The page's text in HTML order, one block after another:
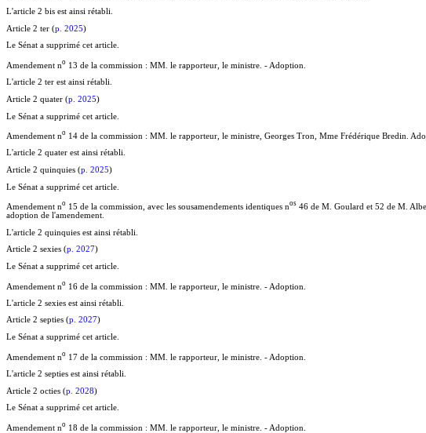
L'article 2 bis est ainsi rétabli.
Article 2 ter (p. 2025)
Le Sénat a supprimé cet article.
Amendement no 13 de la commission : MM. le rapporteur, le ministre. - Adoption.
L'article 2 ter est ainsi rétabli.
Article 2 quater (p. 2025)
Le Sénat a supprimé cet article.
Amendement no 14 de la commission : MM. le rapporteur, le ministre, Georges Tron, Mme Frédérique Bredin.
L'article 2 quater est ainsi rétabli.
Article 2 quinquies (p. 2025)
Le Sénat a supprimé cet article.
Amendement no 15 de la commission, avec les sousamendements identiques nos 46 de M. Goulard et 52 de M.
adoption de l'amendement.
L'article 2 quinquies est ainsi rétabli.
Article 2 sexies (p. 2027)
Le Sénat a supprimé cet article.
Amendement no 16 de la commission : MM. le rapporteur, le ministre. - Adoption.
L'article 2 sexies est ainsi rétabli.
Article 2 septies (p. 2027)
Le Sénat a supprimé cet article.
Amendement no 17 de la commission : MM. le rapporteur, le ministre. - Adoption.
L'article 2 septies est ainsi rétabli.
Article 2 octies (p. 2028)
Le Sénat a supprimé cet article.
Amendement no 18 de la commission : MM. le rapporteur, le ministre. - Adoption.